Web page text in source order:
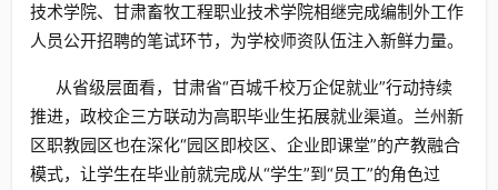
技术学院、甘肃畜牧工程职业技术学院相继完成编制外工作
人员公开招聘的笔试环节，为学校师资队伍注入新鲜力量。
从省级层面看，甘肃省“百城千校万企促就业”行动持续
推进，政校企三方联动为高职毕业生拓展就业渠道。兰州新
区职教园区也在深化“园区即校区、企业即课堂”的产教融合
模式，让学生在毕业前就完成从“学生”到“员工”的角色过